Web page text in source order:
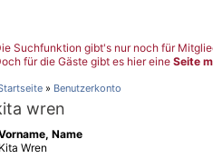
Suchfunktion gibt's nur noch für
für die Gäste gibt es hier eine Seite
» Benutzerkonto
wren
Name
Kita Wren